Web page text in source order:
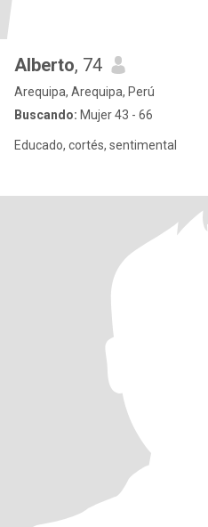
Alberto, 74
Arequipa, Arequipa, Perú
Buscando: Mujer 43 - 66
Educado, cortés, sentimental